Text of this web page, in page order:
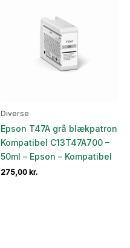
Diverse
Epson T47A grå blækpatron
Kompatibel C13T47A700 –
50ml – Epson – Kompatibel
275,00 kr.